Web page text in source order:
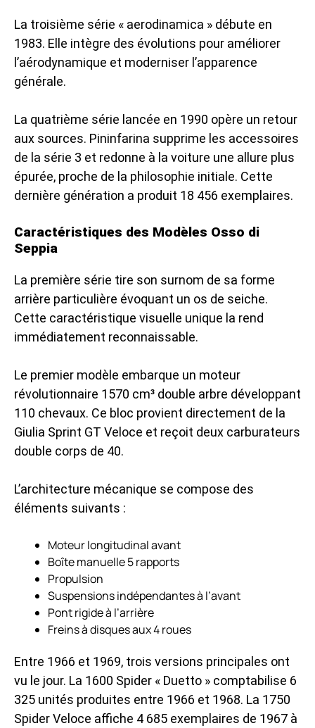
La troisième série « aerodinamica » débute en
1983. Elle intègre des évolutions pour améliorer
l’aérodynamique et moderniser l’apparence
générale.
La quatrième série lancée en 1990 opère un retour
aux sources. Pininfarina supprime les accessoires
de la série 3 et redonne à la voiture une allure plus
épurée, proche de la philosophie initiale. Cette
dernière génération a produit 18 456 exemplaires.
Caractéristiques des Modèles Osso di
Seppia
La première série tire son surnom de sa forme
arrière particulière évoquant un os de seiche.
Cette caractéristique visuelle unique la rend
immédiatement reconnaissable.
Le premier modèle embarque un moteur
révolutionnaire 1570 cm³ double arbre développant
110 chevaux. Ce bloc provient directement de la
Giulia Sprint GT Veloce et reçoit deux carburateurs
double corps de 40.
L’architecture mécanique se compose des
éléments suivants :
Moteur longitudinal avant
Boîte manuelle 5 rapports
Propulsion
Suspensions indépendantes à l’avant
Pont rigide à l’arrière
Freins à disques aux 4 roues
Entre 1966 et 1969, trois versions principales ont
vu le jour. La 1600 Spider « Duetto » comptabilise 6
325 unités produites entre 1966 et 1968. La 1750
Spider Veloce affiche 4 685 exemplaires de 1967 à